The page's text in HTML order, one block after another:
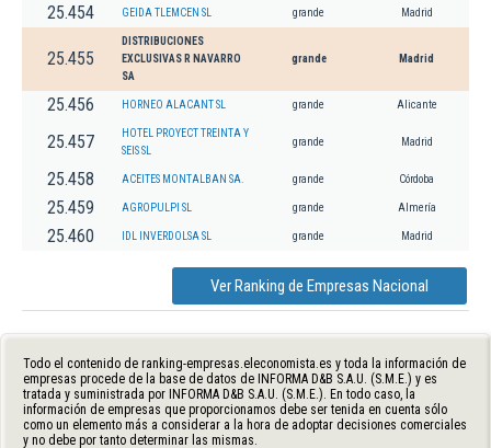
25.454 GEIDA TLEMCEN SL grande Madrid
25.455
DISTRIBUCIONES
EXCLUSIVAS R NAVARRO
SA
grande Madrid
25.456 HORNEO ALACANT SL grande Alicante
25.457
HOTEL PROYECT TREINTA Y
SEIS SL
grande Madrid
25.458 ACEITES MONTALBAN SA. grande Córdoba
25.459 AGROPULPI SL grande Almería
25.460 IDL INVERDOLSA SL grande Madrid
Ver Ranking de Empresas Nacional
Todo el contenido de ranking-empresas.eleconomista.es y toda la información de
empresas procede de la base de datos de INFORMA D&B S.A.U. (S.M.E.) y es
tratada y suministrada por INFORMA D&B S.A.U. (S.M.E.). En todo caso, la
información de empresas que proporcionamos debe ser tenida en cuenta sólo
como un elemento más a considerar a la hora de adoptar decisiones comerciales
y no debe por tanto determinar las mismas.